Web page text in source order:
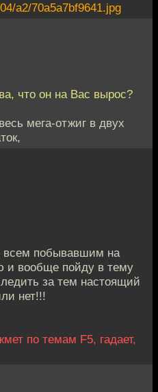
a2/70a5a7bf9641.jpg
что он на Вас вырос?
мега-отжиг в двух
всем побывавшим на
и вообще пойду в тему
за тем настоящий
нет!!!
по темам F5, гадает,